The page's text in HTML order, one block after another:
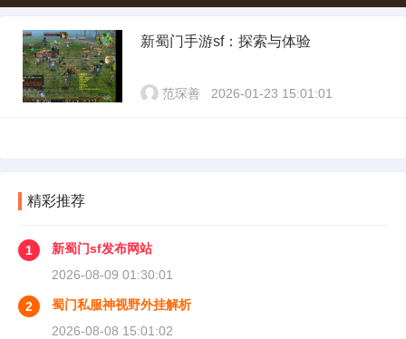
新蜀门手游sf：探索与体验
范琛善 2026-01-23 15:01:01
精彩推荐
1
新蜀门sf发布网站
2026-08-09 01:30:01
2
蜀门私服神视野外挂解析
2026-08-08 15:01:02